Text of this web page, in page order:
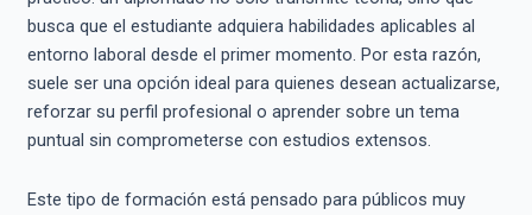
busca que el estudiante adquiera habilidades aplicables al
entorno laboral desde el primer momento. Por esta razón,
suele ser una opción ideal para quienes desean actualizarse,
reforzar su perfil profesional o aprender sobre un tema
puntual sin comprometerse con estudios extensos.
Este tipo de formación está pensado para públicos muy